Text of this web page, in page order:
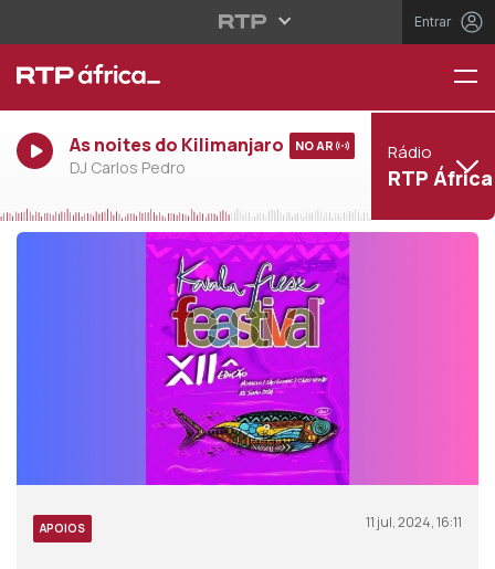
Entrar
As noites do Kilimanjaro
DJ Carlos Pedro
NO AR Rádio
RTP África
APOIOS 11 jul, 2024, 16:11